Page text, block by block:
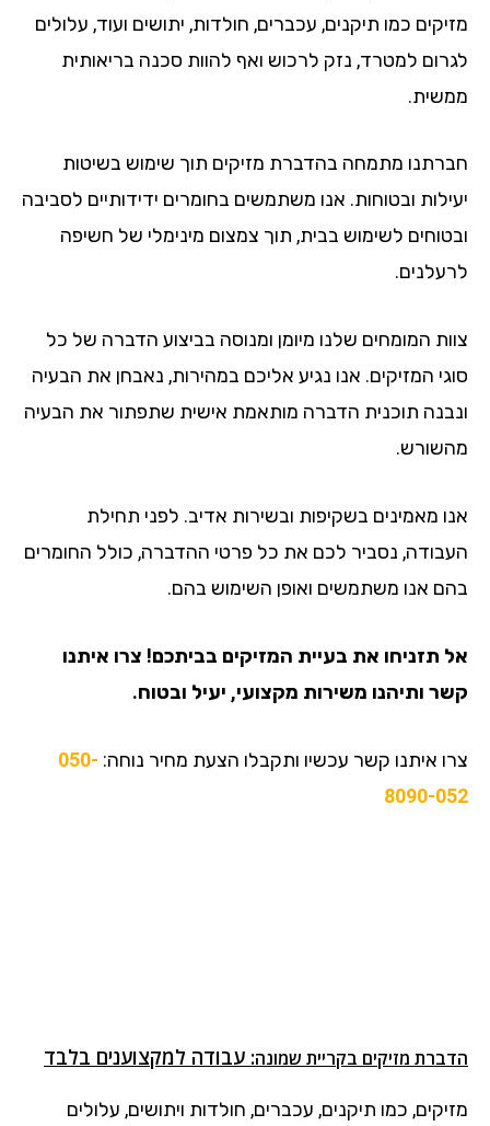
מזיקים כמו תיקנים, עכברים, חולדות, יתושים ועוד, עלולים
לגרום למטרד, נזק לרכוש ואף להוות סכנה בריאותית
ממשית.
חברתנו מתמחה בהדברת מזיקים תוך שימוש בשיטות
יעילות ובטוחות. אנו משתמשים בחומרים ידידותיים לסביבה
ובטוחים לשימוש בבית, תוך צמצום מינימלי של חשיפה
לרעלנים.
צוות המומחים שלנו מיומן ומנוסה בביצוע הדברה של כל
סוגי המזיקים. אנו נגיע אליכם במהירות, נאבחן את הבעיה
ונבנה תוכנית הדברה מותאמת אישית שתפתור את הבעיה
מהשורש.
אנו מאמינים בשקיפות ובשירות אדיב. לפני תחילת
העבודה, נסביר לכם את כל פרטי ההדברה, כולל החומרים
בהם אנו משתמשים ואופן השימוש בהם.
אל תזניחו את בעיית המזיקים בביתכם! צרו איתנו
קשר ותיהנו משירות מקצועי, יעיל ובטוח.
צרו איתנו קשר עכשיו ותקבלו הצעת מחיר נוחה: 050-
8090-052
הדברת מזיקים בקריית שמונה: עבודה למקצוענים בלבד
מזיקים, כמו תיקנים, עכברים, חולדות ויתושים, עלולים